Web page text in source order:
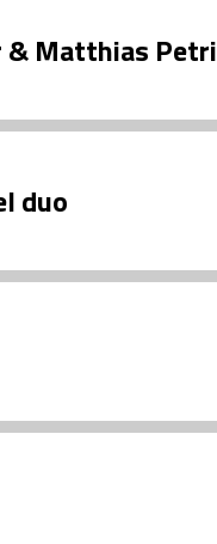
& Matthias Petri
duo